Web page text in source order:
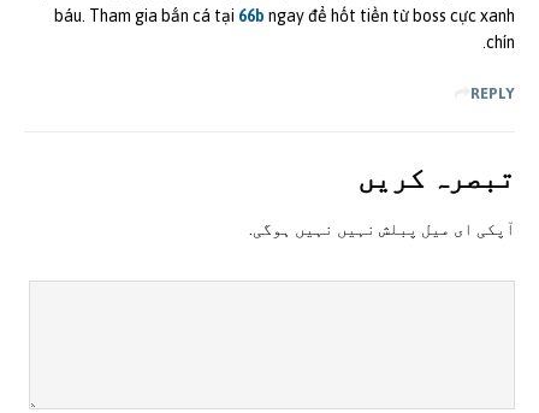
báu. Tham gia bắn cá tại 66b ngay để hốt tiền từ boss cực xanh
chín.
REPLY
تبصرہ کريں
آپکی ای ميل پبلش نہيں نہيں ہوگی.